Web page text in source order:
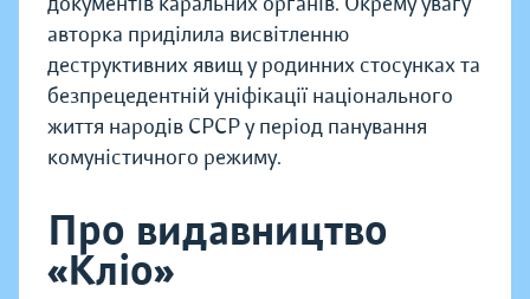
авторка приділила висвітленню
деструктивних явищ у родинних стосунках та
безпрецедентній уніфікації національного
життя народів СРСР у період панування
комуністичного режиму.
Про видавництво
«Кліо»